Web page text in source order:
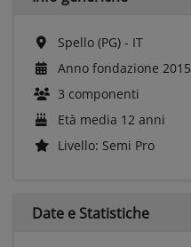
Spello (PG) - IT
Anno fondazione 2015
3 componenti
Età media 12 anni
Livello: Semi Pro
Date e Statistiche